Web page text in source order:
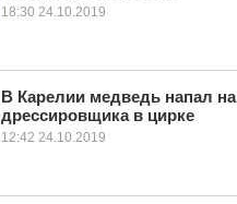
В МИРЕ
ОБЩЕСТВО
КУЛЬТУРА
18:30 24.10.2019
В Карелии медведь напал на
дрессировщика в цирке
12:42 24.10.2019